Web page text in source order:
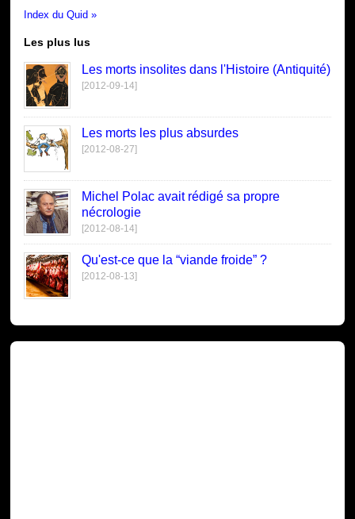
Index du Quid »
Les plus lus
Les morts insolites dans l'Histoire (Antiquité)
[2012-09-14]
Les morts les plus absurdes
[2012-08-27]
Michel Polac avait rédigé sa propre
nécrologie
[2012-08-14]
Qu'est-ce que la “viande froide” ?
[2012-08-13]